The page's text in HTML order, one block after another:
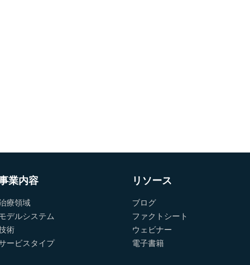
業内容
療領域
デルシステム
術
ービスタイプ
リソース
ブログ
ファクトシート
ウェビナー
電子書籍